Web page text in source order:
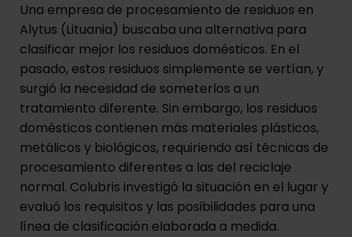
Una empresa de procesamiento de residuos en
Alytus (Lituania) buscaba una alternativa para
clasificar mejor los residuos domésticos. En el
pasado, estos residuos simplemente se vertían, y
surgió la necesidad de someterlos a un
tratamiento diferente. Sin embargo, los residuos
domésticos contienen más materiales plásticos,
metálicos y biológicos, requiriendo así técnicas de
procesamiento diferentes a las del reciclaje
normal. Colubris investigó la situación en el lugar y
evaluó los requisitos y las posibilidades para una
línea de clasificación elaborada a medida.